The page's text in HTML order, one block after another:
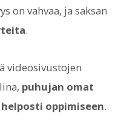
on vahvaa, ja saksan
.
videosivustojen
puhujan omat
oppimiseen.